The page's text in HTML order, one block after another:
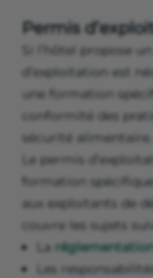
Permis
Si l’hôtel propose un
d’exploitation est
une formation
conformité des
sécurité alimentaire​​.
Le permis
formation
aux exploitants de
couvre les sujets
La
Les